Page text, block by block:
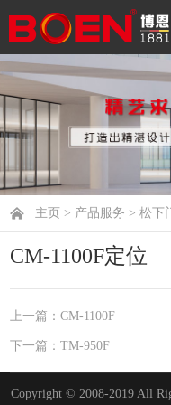
主页 > 产品服务 >松下
CM-1100F定位
上一篇：CM-1100F
下一篇：TM-950F
Copyright © 2008-2019 All